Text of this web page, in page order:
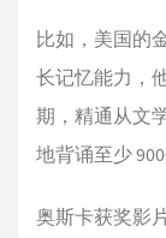
比如，美国的
长记忆能力，
期，精通从文
地背诵至少
奥斯卡获奖影